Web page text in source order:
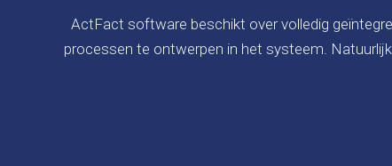
ActFact software beschikt over volledig
processen te ontwerpen in het systeem.